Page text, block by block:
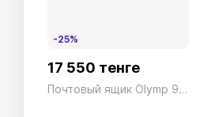
-25%
17 550 тенге
Почтовый ящик Olymp 916 SI